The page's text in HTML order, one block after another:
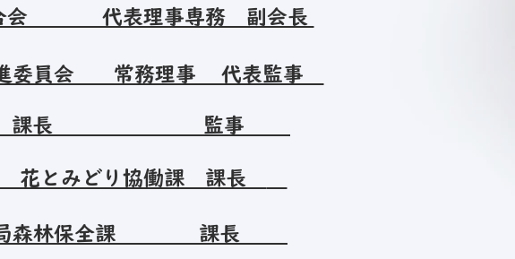
合会 代表理事専務 副会長
進委員会 常務理事 代表監事
興課 課長 監事
みどり協働課 課長
林局森林保全課 課長